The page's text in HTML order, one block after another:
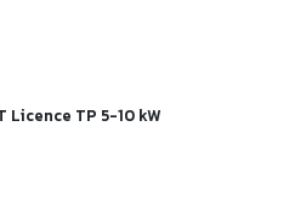
Licence TP 5-10 kW